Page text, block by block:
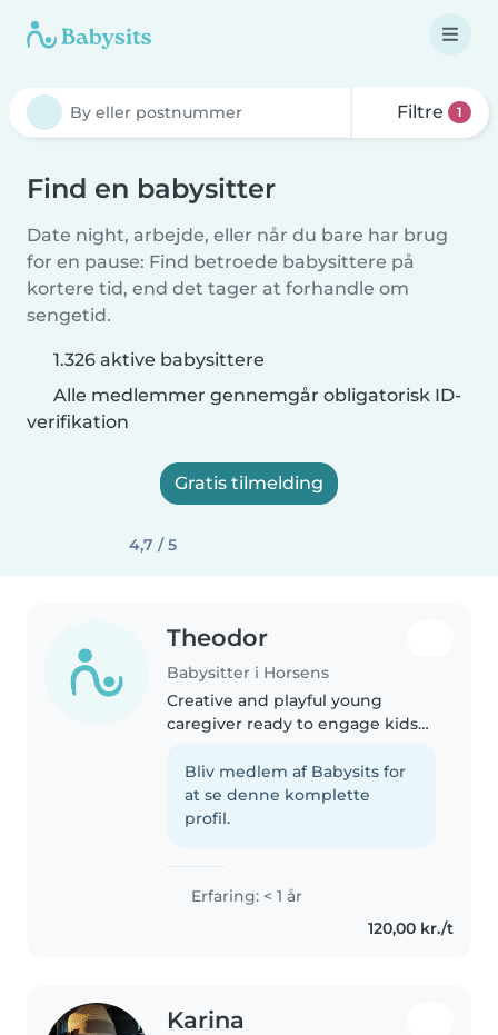
Filtre 1
Find en babysitter
Date night, arbejde, eller når du bare har brug
for en pause: Find betroede babysittere på
kortere tid, end det tager at forhandle om
sengetid.
1.326 aktive babysittere
Alle medlemmer gennemgår obligatorisk ID-
verifikation
Gratis tilmelding
4,7 / 5
Theodor
Babysitter i Horsens
Creative and playful young
caregiver ready to engage kids
and homework help.
Comfortable cooking and with
pets too—fluent in Danish and
Bliv medlem af Babysits for
at se denne komplette
profil.
Erfaring: < 1 år
120,00 kr./t
Karina